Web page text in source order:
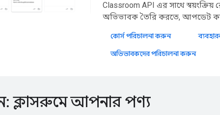
Classroom API এর সাথে স্বয়ংক্রিয়
অভিভাবক তৈরি করতে, আপডেট
কোর্স পরিচালনা করুন
অভিভাবকদের পরিচালনা করুন
ক্লাসরুমে আপনার পণ্য